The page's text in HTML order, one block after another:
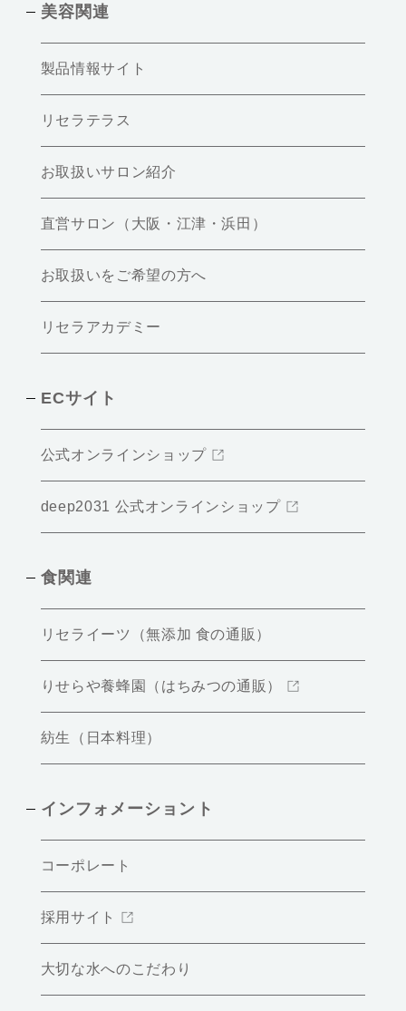
美容関連
製品情報サイト
リセラテラス
お取扱いサロン紹介
直営サロン（大阪・江津・浜田）
お取扱いをご希望の方へ
リセラアカデミー
ECサイト
公式オンラインショップ
deep2031 公式オンラインショップ
食関連
リセライーツ（無添加 食の通販）
りせらや養蜂園（はちみつの通販）
紡生（日本料理）
インフォメーショント
コーポレート
採用サイト
大切な水へのこだわり